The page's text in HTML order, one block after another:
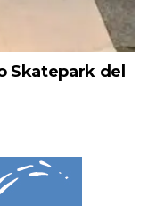
Skatepark del